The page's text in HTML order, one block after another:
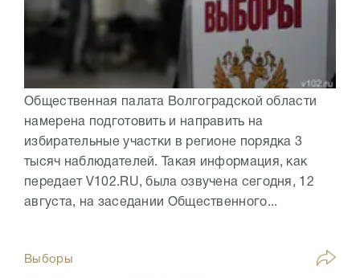
Общественная палата Волгоградской области
намерена подготовить и направить на
избирательные участки в регионе порядка 3
тысяч наблюдателей. Такая информация, как
передает V102.RU, была озвучена сегодня, 12
августа, на заседании Общественного...
Выборы